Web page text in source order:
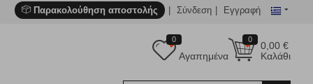
Παρακολούθηση αποστολής Σύνδεση Εγγραφή
0
0,00€
Καλάθι
0
Αγαπημένα